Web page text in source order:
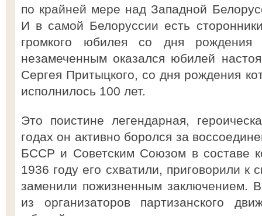
по крайней мере над Западной
И в самой Белоруссии есть
громкого юбилея со дня рождения
незамеченным оказался юбилей
Сергея Притыцкого, со дня рождения
исполнилось 100 лет.
Это поистине легендарная,
годах он активно боролся за
БССР и Советским Союзом в составе
1936 году его схватили, приговорили к
заменили пожизненным заключением.
из организаторов партизанского